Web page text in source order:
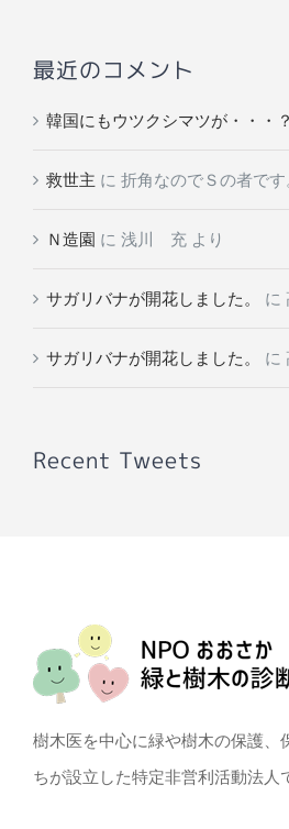
最近のコメント
韓国にもウツクシマツが・・・？
救世主 に 折角なのでＳの者です
Ｎ造園 に 浅川 充 より
サガリバナが開花しました。 に
サガリバナが開花しました。 に
Recent Tweets
樹木医を中心に緑や樹木の保護、
ちが設立した特定非営利活動法人